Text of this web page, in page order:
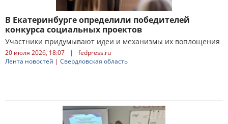
В Екатеринбурге определили победителей
конкурса социальных проектов
Участники придумывают идеи и механизмы их воплощения
20 июля 2026, 18:07 |
fedpress.ru
Лента новостей | Свердловская область